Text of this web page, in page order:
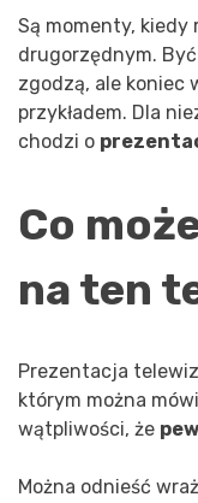
Są momenty,
drugorzędnym.
zgodzą, ale koniec
przykładem. Dla
chodzi o
Co
na ten
Prezentacja
którym można
wątpliwości, że
Można odnieść